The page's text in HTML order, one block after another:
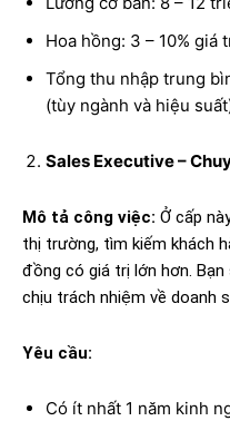
Hoa hồng: 3 – 10% giá
Tổng thu nhập trung
(tùy ngành và hiệu
Sales Executive –
Mô tả công việc: Ở cấp
thị trường, tìm kiếm khách
đồng có giá trị lớn hơn.
chịu trách nhiệm về doanh
Yêu cầu:
Có ít nhất 1 năm kinh